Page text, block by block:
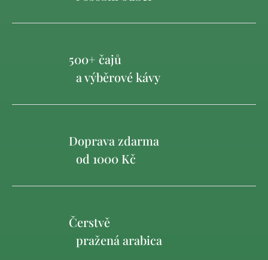
500+ čajů
a výběrové kávy
Doprava zdarma
od 1000 Kč
Čerstvě
pražená arabica